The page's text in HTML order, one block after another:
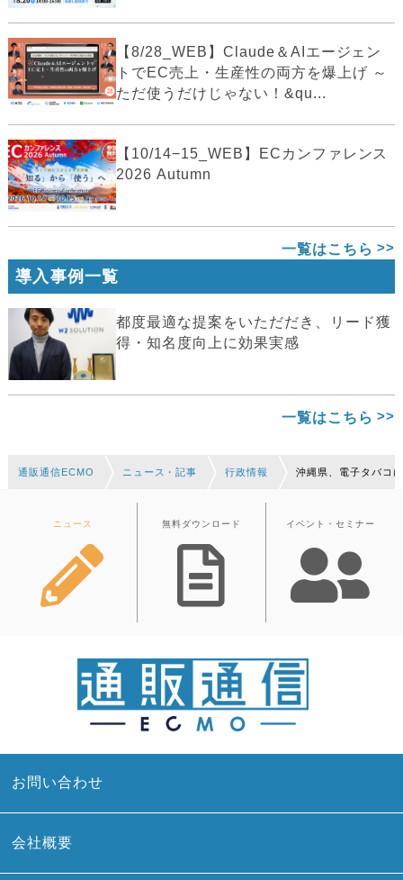
【8/28_WEB】Claude＆AIエージェン
トでEC売上・生産性の両方を爆上げ ～
ただ使うだけじゃない！&qu...
【10/14−15_WEB】ECカンファレンス
2026 Autumn
一覧はこちら
導入事例一覧
都度最適な提案をいただだき、リード獲
得・知名度向上に効果実感
一覧はこちら
通販通信ECMO ニュース・記事 行政情報 沖縄県、電子タバコ
ニュース 無料ダウンロード イベント・セミナー
お問い合わせ
会社概要